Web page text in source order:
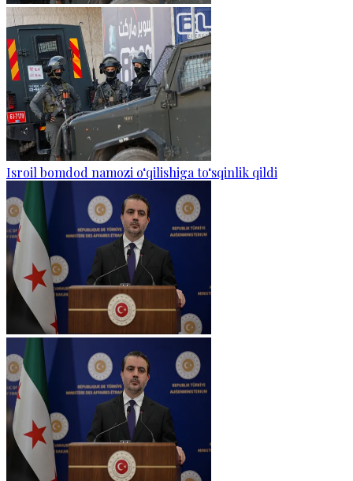
Isroil bomdod namozi o‘qilishiga to‘sqinlik qildi